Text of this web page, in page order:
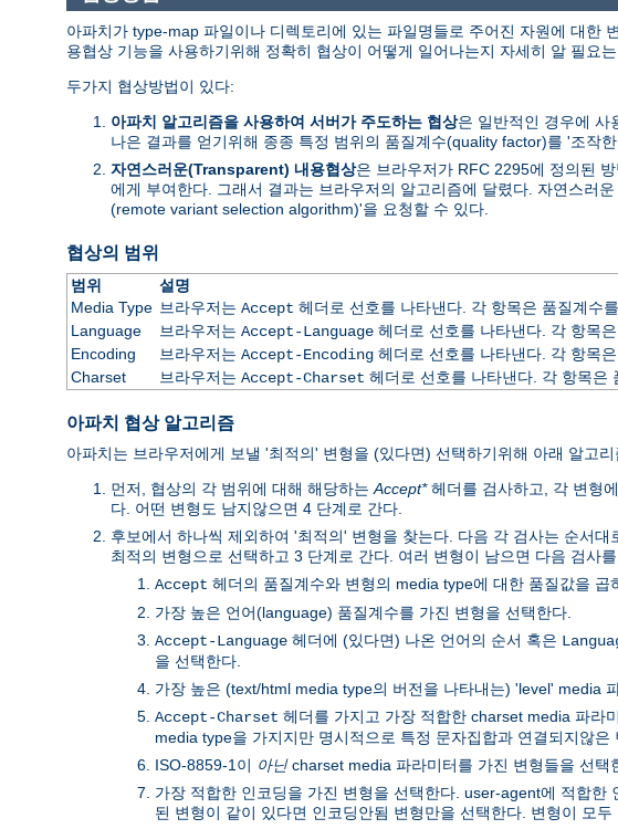
아파치가 type-map 파일이나 디렉토리에 있는 파일명들로 주어진 자원에 대한
용협상 기능을 사용하기위해 정확히 협상이 어떻게 일어나는지 자세히 알 필요
두가지 협상방법이 있다:
아파치 알고리즘을 사용하여 서버가 주도하는 협상은 일반적인 경우에 사
나은 결과를 얻기위해 종종 특정 범위의 품질계수(quality factor)를 '조작
자연스러운(Transparent) 내용협상은 브라우저가 RFC 2295에 정의된
에게 부여한다. 그래서 결과는 브라우저의 알고리즘에 달렸다. 자연스러
(remote variant selection algorithm)'을 요청할 수 있다.
협상의 범위
범위
설명
Media Type 브라우저는 Accept 헤더로 선호를 나타낸다. 각 항목은 품질계수
Language
브라우저는 Accept-Language헤더로 선호를 나타낸다. 각 항목
Encoding
브라우저는 Accept-Encoding헤더로 선호를 나타낸다. 각 항목
Charset
브라우저는 Accept-Charset 헤더로 선호를 나타낸다. 각 항목은
아파치 협상 알고리즘
아파치는 브라우저에게 보낼 '최적의' 변형을 (있다면) 선택하기위해 아래 알고
먼저, 협상의 각 범위에 대해 해당하는 Accept*헤더를 검사하고, 각 변형
다. 어떤 변형도 남지않으면 4 단계로 간다.
후보에서 하나씩 제외하여 '최적의' 변형을 찾는다. 다음 각 검사는 순서
최적의 변형으로 선택하고 3 단계로 간다. 여러 변형이 남으면 다음 검사를
Accept 헤더의 품질계수와 변형의 media type에 대한 품질값을 곱
가장 높은 언어(language) 품질계수를 가진 변형을 선택한다.
Accept-Language 헤더에 (있다면) 나온 언어의 순서 혹은
을 선택한다.
가장 높은 (text/html media type의 버전을 나타내는) 'level' media
Accept-Charset 헤더를 가지고 가장 적합한 charset media 파라
media type을 가지지만 명시적으로 특정 문자집합과 연결되지않은
ISO-8859-1이 아닌charset media 파라미터를 가진 변형들을 선택
가장 적합한 인코딩을 가진 변형을 선택한다. user-agent에 적합
된 변형이 같이 있다면 인코딩안됨 변형만을 선택한다. 변형이 모